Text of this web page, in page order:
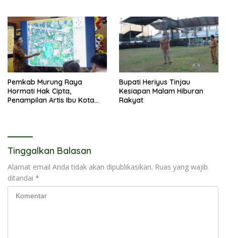
Pemkab Murung Raya
Hormati Hak Cipta,
Penampilan Artis Ibu Kota
Bupati Heriyus Tinjau
Kesiapan Malam Hiburan
Rakyat
Tinggalkan Balasan
Alamat email Anda tidak akan dipublikasikan. Ruas yang wajib
ditandai *